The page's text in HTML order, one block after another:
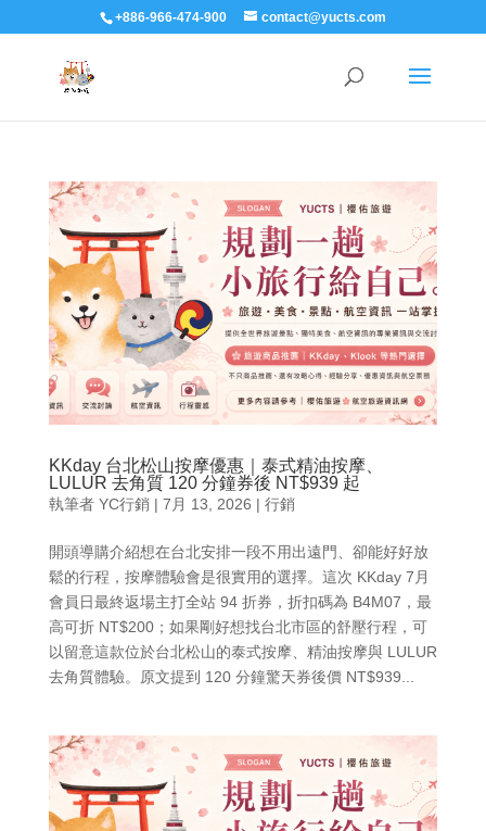
+886-966-474-900 contact@yucts.com
KKday 台北松山按摩優惠｜泰式精油按摩、
LULUR 去角質 120 分鐘券後 NT$939 起
執筆者 YC行銷| 7月 13, 2026 | 行銷
開頭導購介紹想在台北安排一段不用出遠門、卻能好好放
鬆的行程，按摩體驗會是很實用的選擇。這次 KKday 7月
會員日最終返場主打全站 94 折券，折扣碼為 B4M07，最
高可折 NT$200；如果剛好想找台北市區的舒壓行程，可
以留意這款位於台北松山的泰式按摩、精油按摩與 LULUR
去角質體驗。原文提到 120 分鐘驚天券後價 NT$939...